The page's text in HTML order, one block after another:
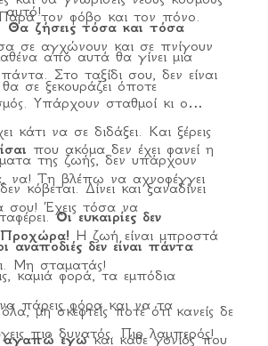
αυτό!
Θα ζήσεις τόσα και τόσα
από αυτά θα γίνει μια
σε ξεκουράζει όποτε
τον φόβο και τον πόνο.
σε αγχώνουν και σε πνίγουν
Στο ταξίδι σου, δεν είναι
Υπάρχουν σταθμοί κι ο
κάτι να σε διδάξει. Και ξέρεις
της ζωής, δεν υπάρχουν
κόβεται. Δίνει και ξαναδίνει
Οι ευκαιρίες δεν
αναποδιές δεν είναι πάντα
καμιά φορά, τα εμπόδια
πάρεις φόρα και να τα
πιο δυνατός. Πιο λαμπερός!
που ακόμα δεν έχει φανεί η
να! Τη βλέπω να αχνοφέγγει
σου! Έχεις τόσα να
Προχώρα! Η ζωή είναι μπροστά
Μη σταματάς!
μη σκεφτείς ποτέ ότι κανείς δε
αγαπώ εγώκαι κάθε γονιός που